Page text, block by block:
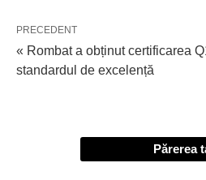
PRECEDENT
« Rombat a obținut certificarea
standardul de excelență
Părerea